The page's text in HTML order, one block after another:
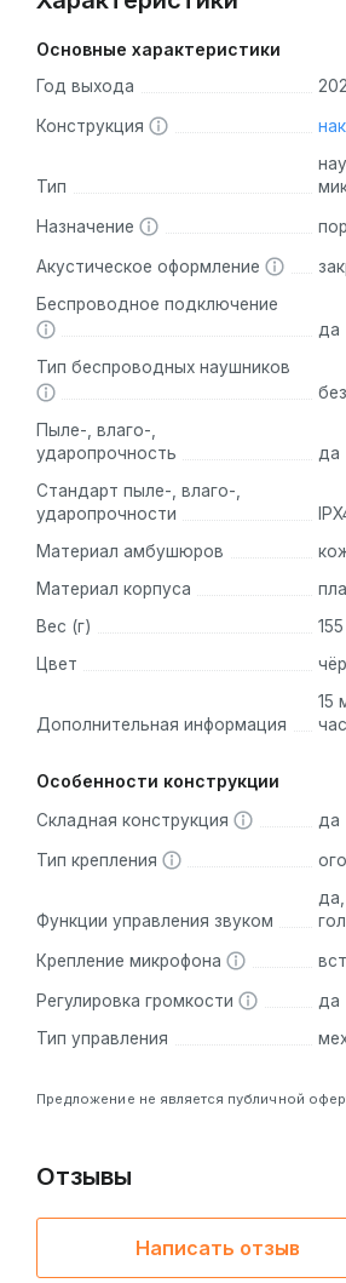
Основные характеристики
Год выхода
Конструкция
Тип
Назначение
Акустическое оформление
Беспроводное подключение
да
Тип беспроводных наушников
Пыле-, влаго-,
ударопрочность
да
Стандарт пыле-, влаго-,
ударопрочности
Материал амбушюров
Материал корпуса
Вес (г)
155
Цвет
Дополнительная информация
15
Особенности конструкции
Складная конструкция да
Тип крепления
Функции управления звуком
Крепление микрофона
Регулировка громкости
да
Тип управления
Предложение не является публичной
Отзывы
Написать отзыв